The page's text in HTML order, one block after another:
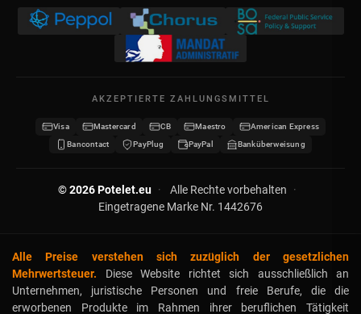
USt-IdNr. BE 0641.740.320 - Lüttich
Datenschutz
Meine Gutschriften
Wiederverkäufer werden
AKZEPTIERTE ZAHLUNGSMITTEL
Visa Mastercard CB Maestro
American Express
Bancontact
PayPlug PayPal Banküberweisung
© 2026 Potelet.eu · Alle Rechte vorbehalten
·
Eingetragene Marke Nr. 1442676
Alle Preise verstehen sich zuzüglich der gesetzlichen
Mehrwertsteuer. Diese Website richtet sich ausschließlich an
Unternehmen, juristische Personen und freie Berufe, die die
erworbenen Produkte im Rahmen ihrer beruflichen Tätigkeit